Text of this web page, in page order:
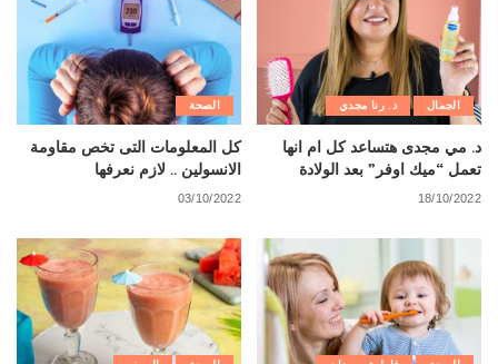
الجمال د. رنا مجدي
د. مي مجدى هتساعد كل ام انها
تعمل “ميك اوفر” بعد الولادة
18/10/2022
الصحة
كل المعلومات التى تخص مقاومة
الانسولين .. لازم نعرفها
03/10/2022